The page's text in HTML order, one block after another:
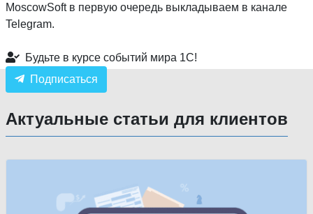
MoscowSoft в первую очередь выкладываем в канале
Telegram.
Будьте в курсе событий мира 1С!
Подписаться
Актуальные статьи для клиентов